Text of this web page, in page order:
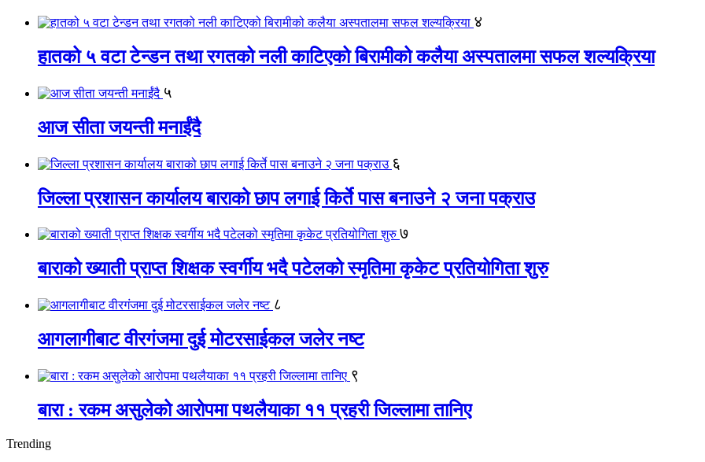
४
हातको ५ वटा टेन्डन तथा रगतको नली काटिएको बिरामीको कलैया अस्पतालमा सफल शल्यक्रिया
५
आज सीता जयन्ती मनाईंदै
६
जिल्ला प्रशासन कार्यालय बाराको छाप लगाई किर्ते पास बनाउने २ जना पक्राउ
७
बाराको ख्याती प्राप्त शिक्षक स्वर्गीय भदै पटेलको स्मृतिमा कृकेट प्रतियोगिता शुरु
८
आगलागीबाट वीरगंजमा दुई मोटरसाईकल जलेर नष्ट
९
बारा : रकम असुलेको आरोपमा पथलैयाका ११ प्रहरी जिल्लामा तानिए
Trending